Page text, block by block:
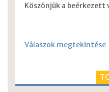
Köszönjük a beérkezett
Válaszok megtekintése